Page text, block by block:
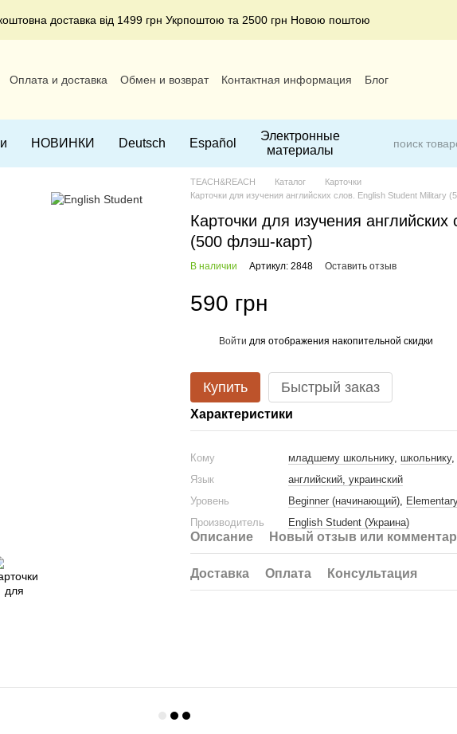
доставка від 1499 грн Укрпоштою та 2500 грн Новою поштою
Оплата и доставка Обмен и возврат Контактная информация
Блог
НОВИНКИ Deutsch Español
Электронные
материалы
TEACH&REACH Каталог
Карточки
Карточки для изучения английских слов. English Student Military
Карточки для изучения
(500 флэш-карт)
В наличии Артикул: 2848 Оставить отзыв
590 грн
Войти для отображения накопительной скидки
Купить Быстрый заказ
Характеристики
Кому младшему школьнику, школьнику,
Язык
английский, украинский
Уровень
Beginner (начинающий),
Производитель
English Student (Украина)
Описание Новый отзыв или
Доставка Оплата Консультация